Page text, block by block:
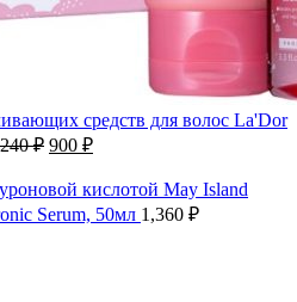
средств для волос La'Dor
₽ 900 ₽
кислотой May Island
Serum, 50мл 1,360 ₽